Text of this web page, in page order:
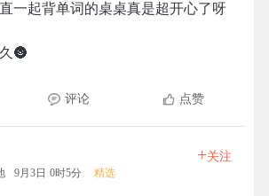
一起背单词的桌桌真是超开心了呀
🌚
评论 点赞
9月3日 0时5分 精选
+关注